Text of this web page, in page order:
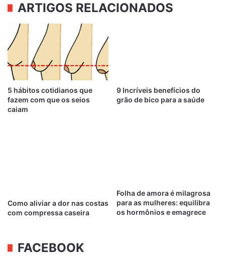
ARTIGOS RELACIONADOS
5 hábitos cotidianos que
fazem com que os seios
caiam
9 Incríveis benefícios do
grão de bico para a saúde
Como aliviar a dor nas costas
com compressa caseira
Folha de amora é milagrosa
para as mulheres: equilibra
os hormônios e emagrece
FACEBOOK